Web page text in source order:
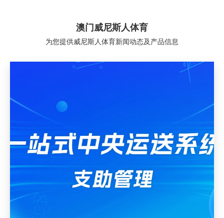
澳门威尼斯人体育
为您提供威尼斯人体育新闻动态及产品信息